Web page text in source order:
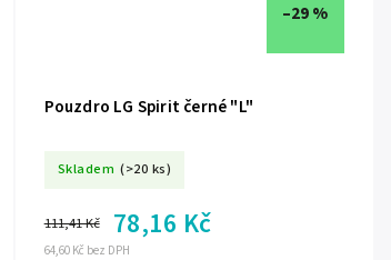
–29 %
Pouzdro LG Spirit černé "L"
Skladem (>20 ks)
64,60 Kč bez DPH
111,41 Kč 78,16 Kč